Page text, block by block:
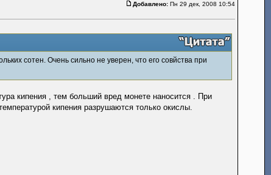
Добавлено:Пн 29 дек, 2008 10:54
сотен. Очень сильно не уверен, что его совйства при
кипения , тем больший вред монете наносится . При
кипения разрушаются только окислы.